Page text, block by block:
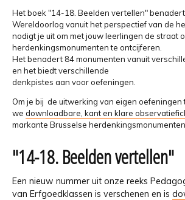
Het boek "14-18. Beelden vertellen"
Wereldoorlog vanuit het perspectief van de
nodigt je uit om met jouw leerlingen de straat
herdenkingsmonumenten te ontcijferen.
Het benadert 84 monumenten vanuit
en het biedt verschillende
denkpistes aan voor oefeningen.
Om je bij de uitwerking van eigen oefeningen
we downloadbare, kant en klare
markante Brusselse
"14-18. Beelden vertellen"
Een nieuw nummer uit onze reeks
van Erfgoedklassen is verschenen en is